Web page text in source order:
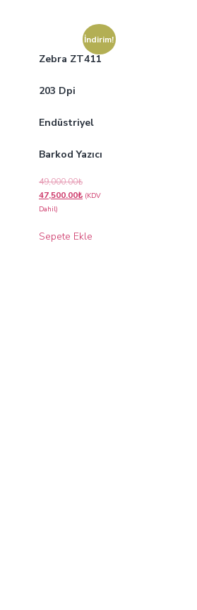
İndirim!
Zebra ZT411
203 Dpi
Endüstriyel
Barkod Yazıcı
49,000.00₺
47,500.00₺ (KDV
Dahil)
Sepete Ekle